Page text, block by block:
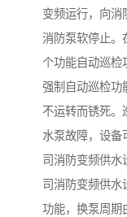
变频运行，向消
消防泵软停止。
个功能自动巡检
强制自动巡检功
不运转而锈死。
水泵故障，设备
司消防变频供水
司消防变频供水
功能，换泵周期